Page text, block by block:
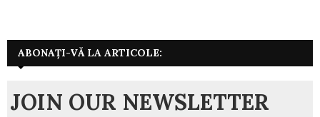
ABONAȚI-VĂ LA ARTICOLE:
JOIN OUR NEWSLETTER